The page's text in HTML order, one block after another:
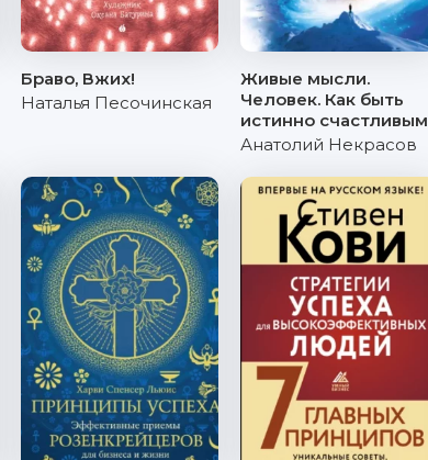
Браво, Вжих!
Наталья Песочинская
Живые мысли.
Человек. Как быть
истинно счастливым
Анатолий Некрасов